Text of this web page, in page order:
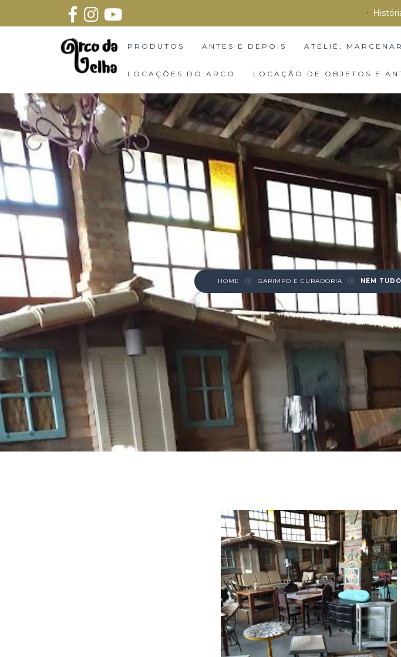
PRODUTOS ANTES E DEPOIS ATELIÊ,
LOCAÇÕES DO ARCO LOCAÇÃO DE OBJETOS E
HOME GARIMPO E CURADORIA NEM